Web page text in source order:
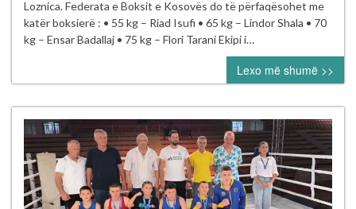
boksierë
në
Evropian
U19
në
Loznicë
Loznica. Federata e Boksit e Kosovës do të përfaqësohet me
katër boksierë : • 55 kg – Riad Isufi • 65 kg – Lindor Shala • 70
kg – Ensar Badallaj • 75 kg – Flori Tarani Ekipi i…
Lexo më shumë >>